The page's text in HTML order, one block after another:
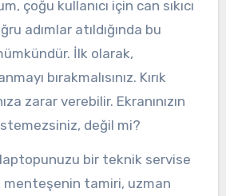
çoğu kullanıcı için can sıkıcı
adımlar atıldığında bu
İlk olarak,
bırakmalısınız. Kırık
zarar verebilir. Ekranınızın
değil mi?
laptopunuzu bir teknik servise
menteşenin tamiri, uzman